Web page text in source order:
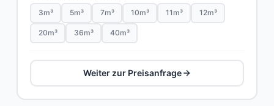
3m³ 5m³ 7m³ 10m³ 11m³ 12m³
20m³ 36m³ 40m³
Weiter zur Preisanfrage